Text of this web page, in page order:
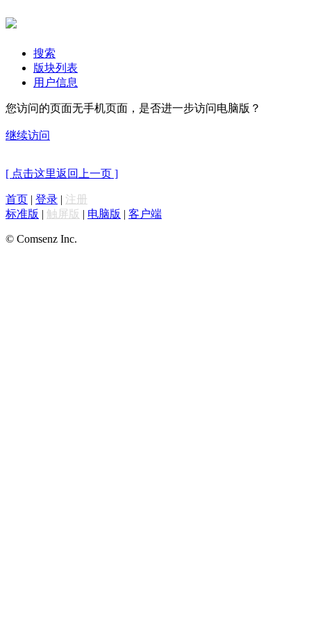
搜索
版块列表
用户信息
您访问的页面无手机页面，是否进一步访问电脑版？
继续访问
[ 点击这里返回上一页 ]
首页 | 登录 | 注册
标准版 | 触屏版 | 电脑版 | 客户端
© Comsenz Inc.